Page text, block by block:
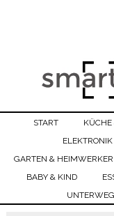
START
GARTEN & HEIMWERKER
BABY & KIND